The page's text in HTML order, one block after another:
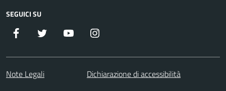
SEGUICI SU
Facebook Twitter Youtube
Note Legali Dichiarazione di accessibilità